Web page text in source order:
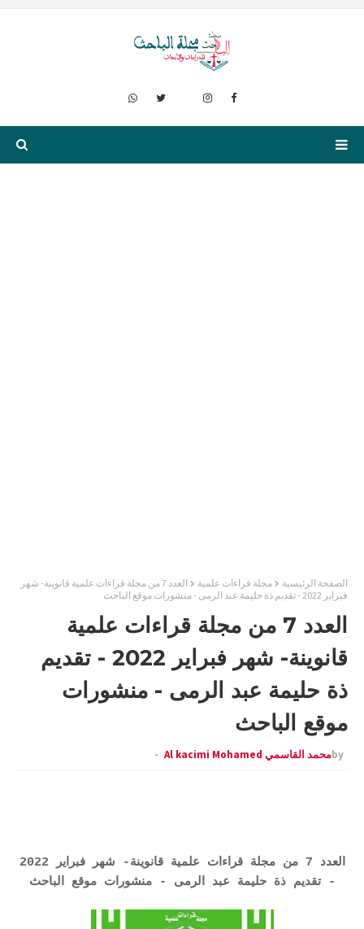
الصفحة الرئيسية مجلة قراءات علمية
العدد 7 من مجلة قراءات علمية قانوينة- شهر
فبراير 2022 - تقديم ذة حليمة عبد الرمى - منشورات موقع الباحث
العدد 7 من مجلة قراءات علمية
قانوينة- شهر فبراير 2022 - تقديم
ذة حليمة عبد الرمى - منشورات
موقع الباحث
byمحمد القاسمي Al kacimi Mohamed
العدد 7 من مجلة قراءات علمية قانوينة- شهر فبراير 2022
- تقديم ذة حليمة عبد الرمى - منشورات موقع الباحث